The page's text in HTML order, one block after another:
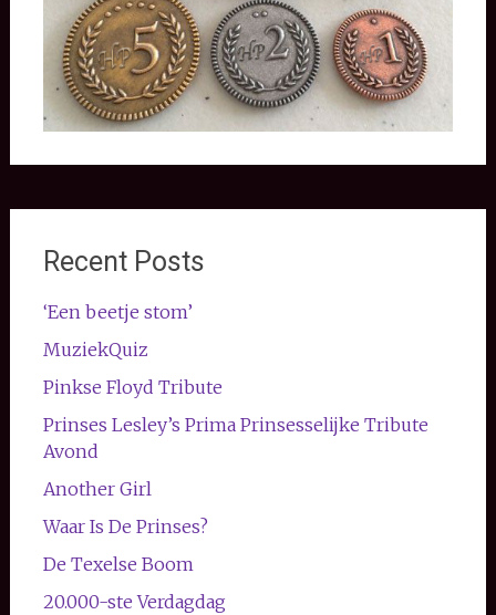
Recent Posts
‘Een beetje stom’
MuziekQuiz
Pinkse Floyd Tribute
Prinses Lesley’s Prima Prinsesselijke Tribute
Avond
Another Girl
Waar Is De Prinses?
De Texelse Boom
20.000-ste Verdagdag